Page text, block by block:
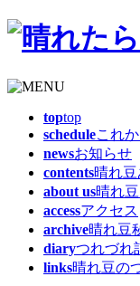
toptop
scheduleこれ
newsお知らせ
contents晴れ
about us晴れ
accessアクセス
archive晴れ豆
diaryつれづれ
links晴れ豆の